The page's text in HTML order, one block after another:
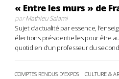
« Entre les murs » de
parMathieu Salami
Sujet d’actualité par essence,
élections présidentielles pour être
quotidien d’un professeur du
COMPTES RENDUS D'EXPOS CULTURE &